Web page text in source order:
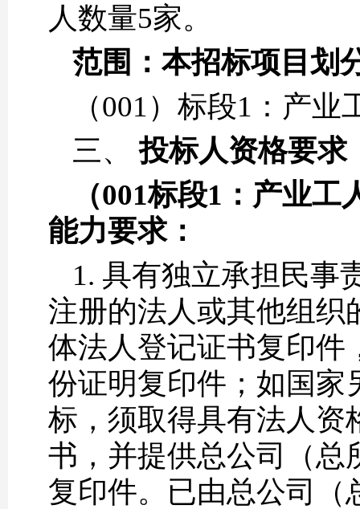
人数量5家。
范围：本招标项目划
（001）标段1：产
三、投标人资格要求
（001标段1： 产业工
能力要求：
1. 具有独立承担民事
注册的法人或其他组织
体法人登记证书复印件
份证明复印件；如国家
标，须取得具有法人资
书，并提供总公司（总
复印件。已由总公司（